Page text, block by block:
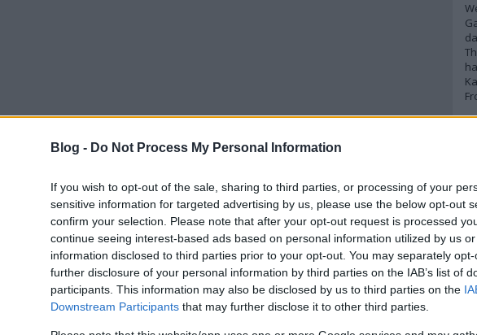
Blog - Do Not Process My Personal Information
If you wish to opt-out of the sale, sharing to third parties, or processing of your
sensitive information for targeted advertising by us, please use the below opt-out
confirm your selection. Please note that after your opt-out request is processed
continue seeing interest-based ads based on personal information utilized by us
information disclosed to third parties prior to your opt-out. You may separately
further disclosure of your personal information by third parties on the IAB’s list of
participants. This information may also be disclosed by us to third parties on the
Downstream Participants that may further disclose it to other third parties.